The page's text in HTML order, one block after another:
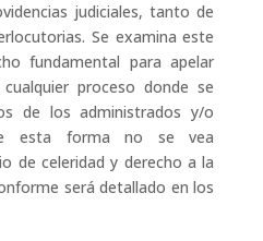
judiciales, tanto de
Se examina este
fundamental para apelar
proceso donde se
de los administrados y/o
esta forma no se vea
de celeridad y derecho a la
será detallado en los